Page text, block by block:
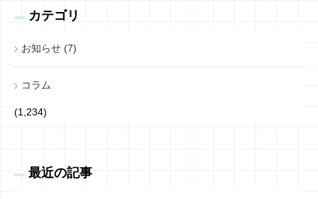
カテゴリ
お知らせ (7)
コラム
(1,234)
最近の記事